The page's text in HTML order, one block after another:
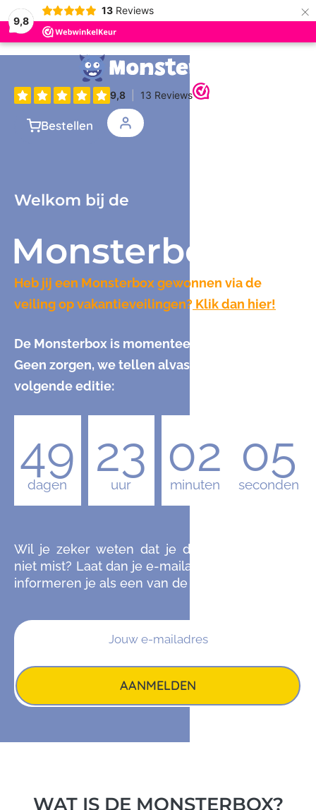
9,8
13 Reviews ×
Bestellen
Welkom bij de
Monsterbox
Heb jij een Monsterbox gewonnen via de
veiling op vakantieveilingen? Klik dan hier!
De Monsterbox is momenteel uitverkocht.
Geen zorgen, we tellen alvast af naar de
volgende editie:
49
dagen
23
uur
02
minuten
04
seconden
Wil je zeker weten dat je de komende editie
niet mist? Laat dan je e-mailadres achter en we
informeren je als een van de eersten.
AANMELDEN
WAT IS DE MONSTERBOX?